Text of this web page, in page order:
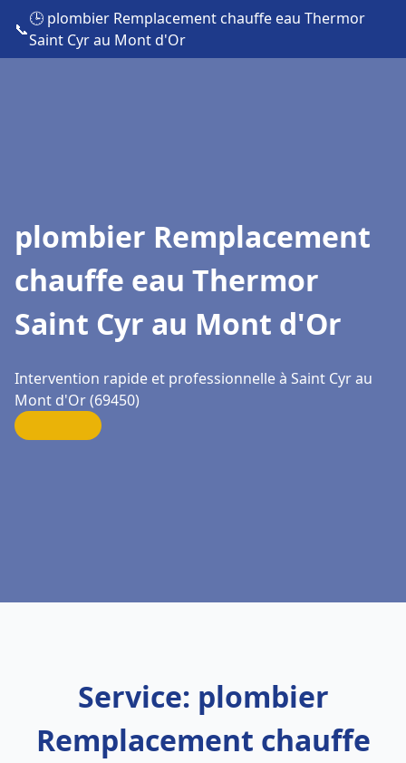
📞
🕒 plombier Remplacement chauffe eau Thermor
Saint Cyr au Mont d'Or
plombier Remplacement
chauffe eau Thermor
Saint Cyr au Mont d'Or
Intervention rapide et professionnelle à Saint Cyr au
Mont d'Or (69450)
Service: plombier
Remplacement chauffe